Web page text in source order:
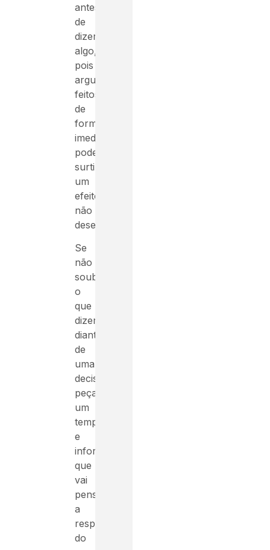
antes
de
dizer
algo,
pois
argumentos
feitos
de
forma
imediata
pode
surtir
um
efeito
não
desejado.
Se
não
souber
o
que
dizer
diante
de
uma
decisão,
peça
um
tempo
e
informe
que
vai
pensar
a
respeito
do